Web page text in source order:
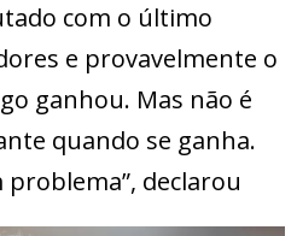
com o último
e provavelmente o
ganhou. Mas não é
quando se ganha.
declarou